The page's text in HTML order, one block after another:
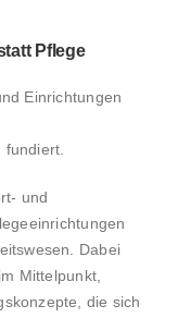
Pflege
Einrichtungen
fundiert.
und
Dabei
Mittelpunkt,
die sich